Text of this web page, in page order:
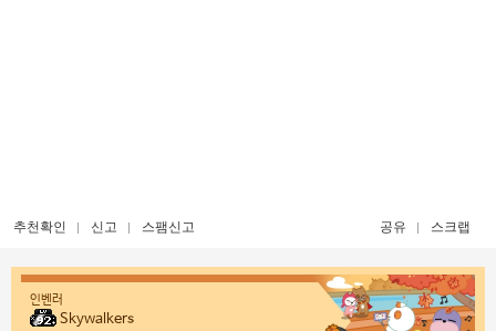
추천확인 신고 스팸신고 공유 스크랩
인벤러
Skywalkers